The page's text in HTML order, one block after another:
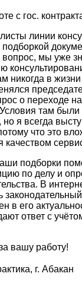
с гос.
линии
вопрос, мы уже
никогда в
о переходе
там были
я всегда
что это
качеством
подборки
по делу и
В
в его
ответ с
вашу работу!
г. Абакан